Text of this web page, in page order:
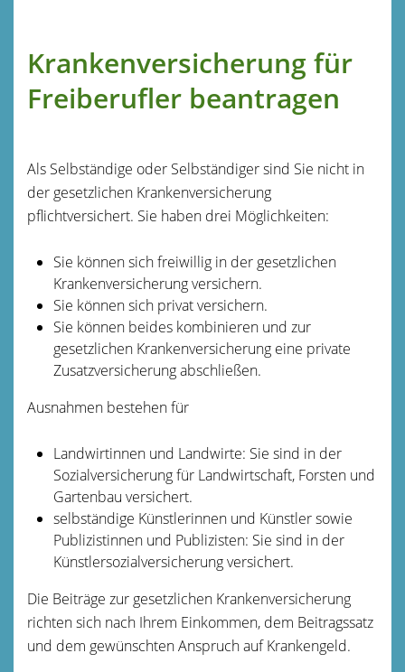
Krankenversicherung für
Freiberufler beantragen
Als Selbständige oder Selbständiger sind Sie nicht in
der gesetzlichen Krankenversicherung
pflichtversichert. Sie haben drei Möglichkeiten:
Sie können sich freiwillig in der gesetzlichen
Krankenversicherung versichern.
Sie können sich privat versichern.
Sie können beides kombinieren und zur
gesetzlichen Krankenversicherung eine private
Zusatzversicherung abschließen.
Ausnahmen bestehen für
Landwirtinnen und Landwirte: Sie sind in der
Sozialversicherung für Landwirtschaft, Forsten und
Gartenbau versichert.
selbständige Künstlerinnen und Künstler sowie
Publizistinnen und Publizisten: Sie sind in der
Künstlersozialversicherung versichert.
Die Beiträge zur gesetzlichen Krankenversicherung
richten sich nach Ihrem Einkommen, dem Beitragssatz
und dem gewünschten Anspruch auf Krankengeld.